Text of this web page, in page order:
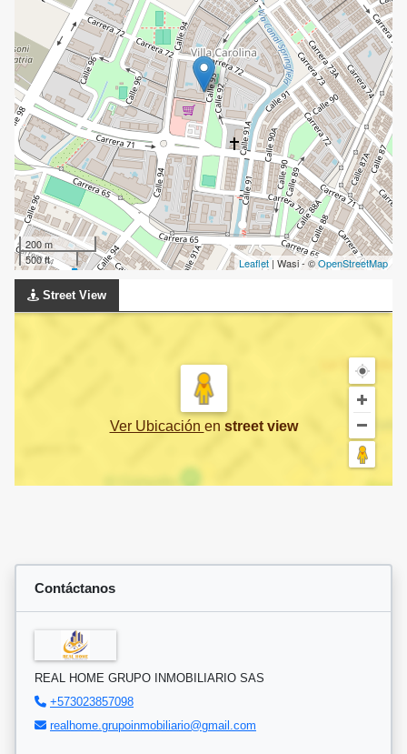
200 m
500 ft
Leaflet | Wasi - ©OpenStreetMap
Street View
Ver Ubicación en street view
Contáctanos
REAL HOME GRUPO INMOBILIARIO SAS
+573023857098
realhome.grupoinmobiliario@gmail.com